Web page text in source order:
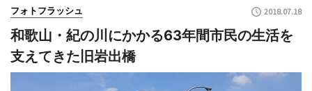
フォトフラッシュ 2018.07.18
和歌山・紀の川にかかる63年間市民の生活を
支えてきた旧岩出橋